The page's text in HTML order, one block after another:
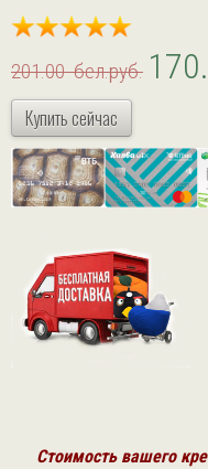
201.00 бел.руб.
Купить сейчас
Стоимость вашего